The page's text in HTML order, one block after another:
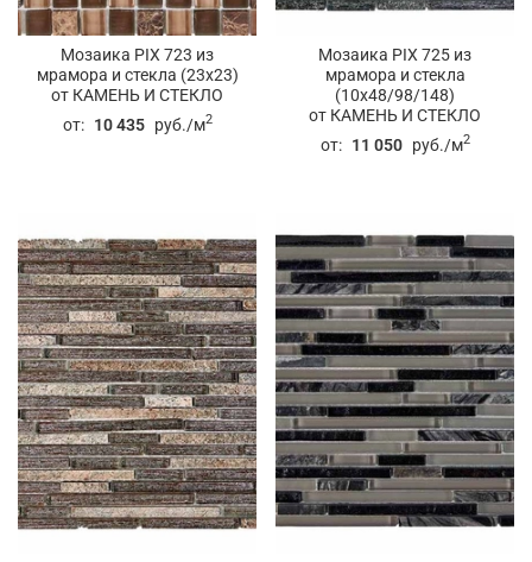
Мозаика PIX 723 из
мрамора и стекла (23x23)
от КАМЕНЬ И СТЕКЛО
от: 10 435 руб./м2
Мозаика PIX 725 из
мрамора и стекла
(10x48/98/148)
от КАМЕНЬ И СТЕКЛО
от: 11 050 руб./м2